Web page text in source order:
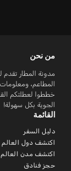
من نحن
مدونة المطار تقدم
المطاعم،
خططوا لعطلتكم
الجوية بكل سهولة!
القائمة
دليل السفر
اكتشف دول العالم
اكتشف مدن العالم
حجز فنادق